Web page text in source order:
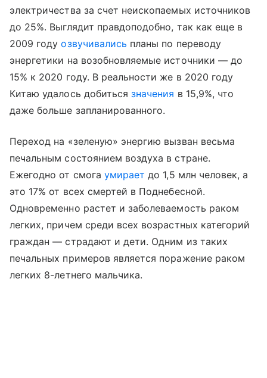
электричества за счет неископаемых источников
до 25%. Выглядит правдоподобно, так как еще в
2009 годуозвучивались планы по переводу
энергетики на возобновляемые источники — до
15% к 2020 году. В реальности же в 2020 году
Китаю удалось добитьсязначения в 15,9%, что
даже больше запланированного.
Переход на «зеленую» энергию вызван весьма
печальным состоянием воздуха в стране.
Ежегодно от смога умирает до 1,5 млн человек, а
это 17% от всех смертей в Поднебесной.
Одновременно растет и заболеваемость раком
легких, причем среди всех возрастных категорий
граждан — страдают и дети. Одним из таких
печальных примеров является поражение раком
легких 8-летнего мальчика.